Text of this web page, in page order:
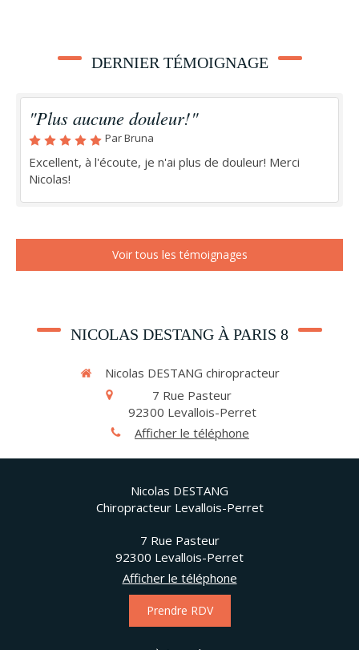
DERNIER TÉMOIGNAGE
"Plus aucune douleur!"
Par Bruna
Excellent, à l'écoute, je n'ai plus de douleur! Merci
Nicolas!
Voir tous les témoignages
NICOLAS DESTANG À PARIS 8
Nicolas DESTANG chiropracteur
7 Rue Pasteur
92300 Levallois-Perret
Afficher le téléphone
Nicolas DESTANG
Chiropracteur Levallois-Perret
7 Rue Pasteur
92300 Levallois-Perret
Afficher le téléphone
Prendre RDV